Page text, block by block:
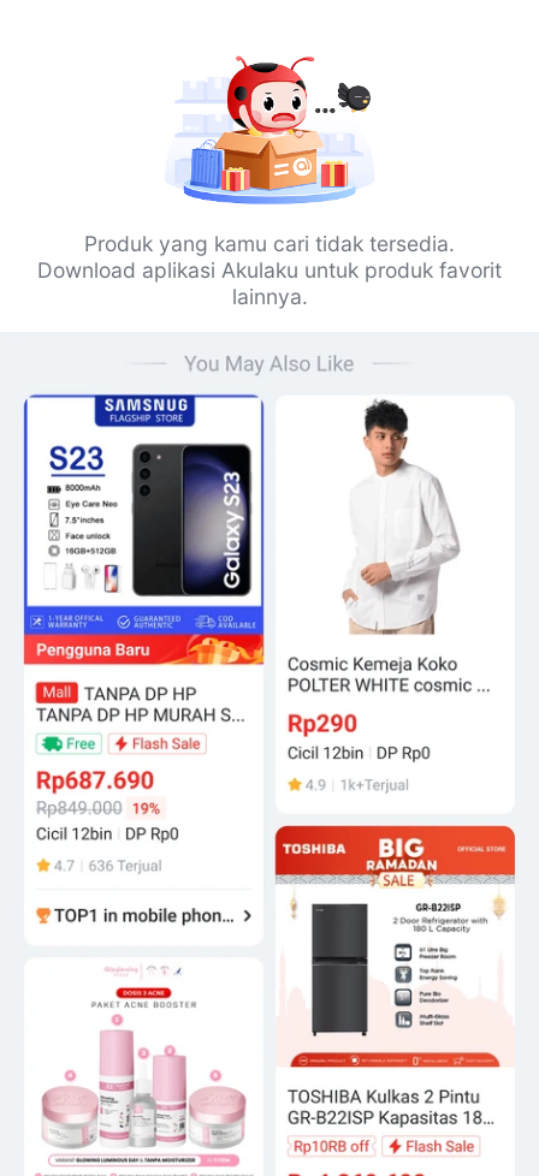
Produk yang kamu cari tidak tersedia.
Download aplikasi Akulaku untuk produk favorit
lainnya.